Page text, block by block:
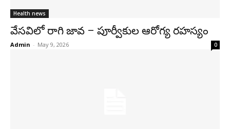
Health news
వేసవిలో రాగి జావ – పూర్వీకుల ఆరోగ్య రహస్యం
Admin - May 9, 2026 0